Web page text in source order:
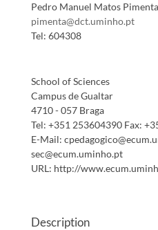
Pedro Manuel Matos
pimenta@dct.uminho.pt
Tel: 604308
School of Sciences
Campus de Gualtar
4710 - 057 Braga
Tel: +351 253604390 Fax:
E-Mail:
sec@ecum.uminho.pt
URL: http://
Description